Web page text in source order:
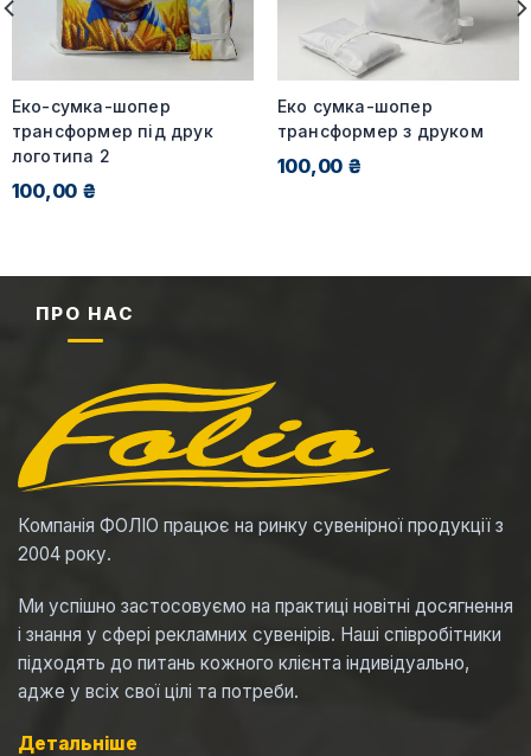
Еко-сумка-шопер
трансформер під друк
логотипа 2
100,00 ₴
Еко сумка-шопер
трансформер з друком
100,00 ₴
ПРО НАС
Компанія ФОЛІО працює на ринку сувенірної продукції з
2004 року.
Ми успішно застосовуємо на практиці новітні досягнення
і знання у сфері рекламних сувенірів. Наші співробітники
підходять до питань кожного клієнта індивідуально,
адже у всіх свої цілі та потреби.
Детальніше